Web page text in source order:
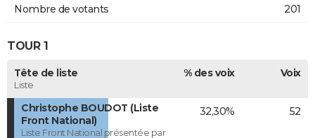
Nombre de votants 201
TOUR 1
Tête de liste
Liste
% des voix Voix
Christophe BOUDOT (Liste
Front National)
Liste Front National présentée par
32,30% 52